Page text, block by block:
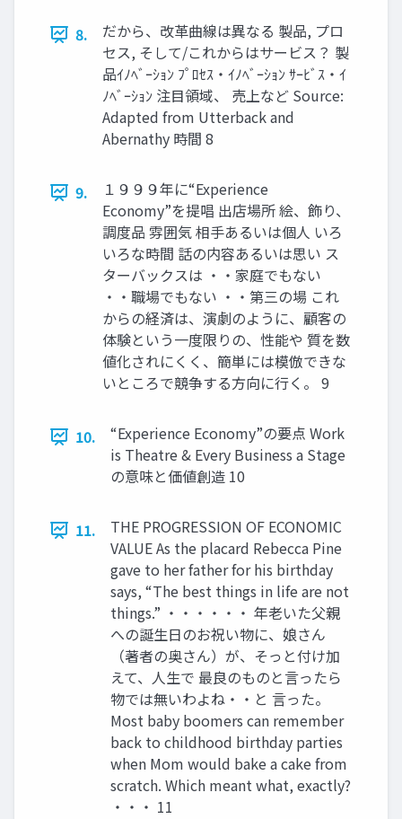
8.
だから、改革曲線は異なる 製品, プロ
セス, そして/これからはサービス？ 製
品ｲﾉﾍﾞｰｼｮﾝ ﾌﾟﾛｾｽ・ｲﾉﾍﾞｰｼｮﾝ ｻｰﾋﾞｽ・ｲ
ﾉﾍﾞｰｼｮﾝ 注目領域、 売上など Source:
Adapted from Utterback and
Abernathy 時間 8
9.
１９９９年に“Experience
Economy”を提唱 出店場所 絵、飾り、
調度品 雰囲気 相手あるいは個人 いろ
いろな時間 話の内容あるいは思い ス
ターバックスは ・・家庭でもない
・・職場でもない ・・第三の場 これ
からの経済は、演劇のように、顧客の
体験という一度限りの、性能や 質を数
値化されにくく、簡単には模倣できな
いところで競争する方向に行く。 9
10.
“Experience Economy”の要点 Work
is Theatre & Every Business a Stage
の意味と価値創造 10
11.
THE PROGRESSION OF ECONOMIC
VALUE As the placard Rebecca Pine
gave to her father for his birthday
says, “The best things in life are not
things.” ・・・・・・ 年老いた父親
への誕生日のお祝い物に、娘さん
（著者の奥さん）が、そっと付け加
えて、人生で 最良のものと言ったら
物では無いわよね・・と 言った。
Most baby boomers can remember
back to childhood birthday parties
when Mom would bake a cake from
scratch. Which meant what, exactly?
・・・ 11